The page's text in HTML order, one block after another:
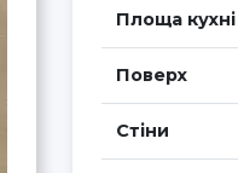
Площа кухні
Поверх
Стіни